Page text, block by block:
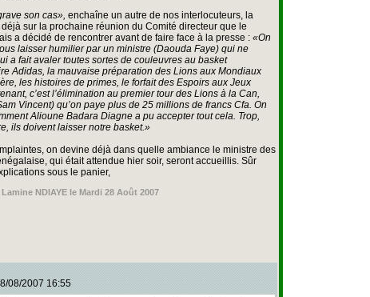
son cas»,enchaîne un autre de nos interlocuteurs, la
sur la prochaine réunion du Comité directeur que le
a décidé de rencontrer avant de faire face à la presse :«On
laisser humilier par un ministre (Daouda Faye) qui ne
a fait avaler toutes sortes de couleuvres au basket
Adidas, la mauvaise préparation des Lions aux Mondiaux
les histoires de primes, le forfait des Espoirs aux Jeux
c’est l’élimination au premier tour des Lions à la Can,
Vincent) qu’on paye plus de 25 millions de francs Cfa. On
Alioune Badara Diagne a pu accepter tout cela. Trop,
ils doivent laisser notre basket.»
on devine déjà dans quelle ambiance le ministre des
qui était attendue hier soir, seront accueillis. Sûr
sous le panier,
NDIAYE le Mardi 28 Août 2007
08/2007 16:55